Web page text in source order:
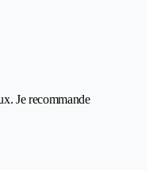
Je recommande